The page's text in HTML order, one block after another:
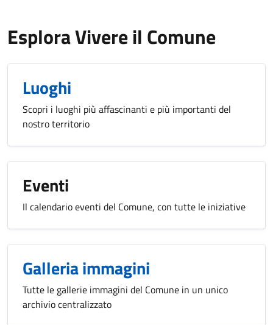
Esplora Vivere il Comune
Luoghi
Scopri i luoghi più affascinanti e più importanti del
nostro territorio
Eventi
Il calendario eventi del Comune, con tutte le iniziative
Galleria immagini
Tutte le gallerie immagini del Comune in un unico
archivio centralizzato